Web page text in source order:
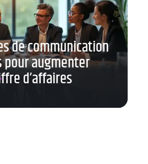
de communication
pour augmenter
d’affaires